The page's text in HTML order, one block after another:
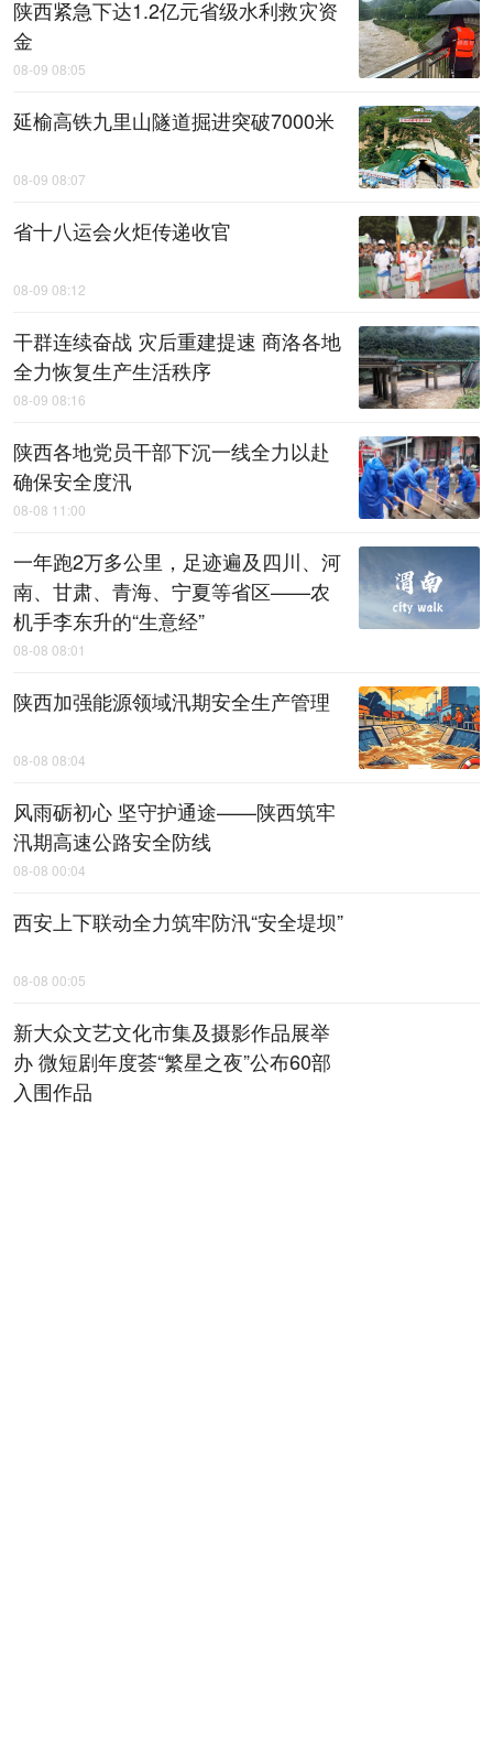
陕西紧急下达1.2亿元省级水利救灾资
金
08-09 08:05
延榆高铁九里山隧道掘进突破7000米
08-09 08:07
省十八运会火炬传递收官
08-09 08:12
干群连续奋战 灾后重建提速 商洛各地
全力恢复生产生活秩序
08-09 08:16
陕西各地党员干部下沉一线全力以赴
确保安全度汛
08-08 11:00
一年跑2万多公里，足迹遍及四川、河
南、甘肃、青海、宁夏等省区——农
机手李东升的“生意经”
08-08 08:01
陕西加强能源领域汛期安全生产管理
08-08 08:04
风雨砺初心 坚守护通途——陕西筑牢
汛期高速公路安全防线
08-08 00:04
西安上下联动全力筑牢防汛“安全堤坝”
08-08 00:05
新大众文艺文化市集及摄影作品展举
办 微短剧年度荟“繁星之夜”公布60部
入围作品